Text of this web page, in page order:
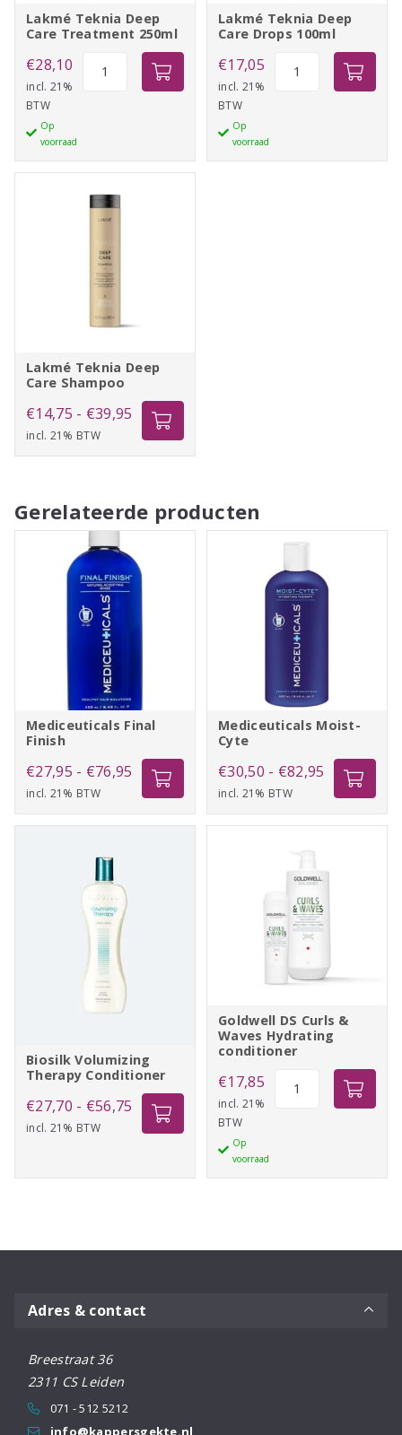
Lakmé Teknia Deep
Care Treatment 250ml
€28,10
incl. 21%
BTW
Op
voorraad
250ml
aantal
Lakmé Teknia Deep
Care Drops 100ml
€17,05
incl. 21%
BTW
Op
voorraad
Lakmé Teknia Deep
Care Shampoo
€14,75 - €39,95 Prijsklasse:
€14,75
tot
incl. 21% BTW
Gerelateerde producten
Mediceuticals Final
Finish
€27,95 - €76,95 Prijsklasse:
€27,95
tot
incl. 21% BTW
Mediceuticals Moist-
Cyte
€30,50 - €82,95 Prijsklasse:
€30,50
tot
incl. 21% BTW
Biosilk Volumizing
Therapy Conditioner
€27,70 - €56,75 Prijsklasse:
€27,70
€56,75
incl. 21% BTW
Goldwell DS Curls &
Waves Hydrating
conditioner
€17,85
incl. 21%
BTW
Op
voorraad
Adres & contact
Breestraat 36
2311 CS Leiden
071 - 512 5212
info@kappersgekte.nl